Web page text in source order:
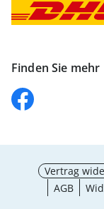
Finden Sie
Vertrag
AGB